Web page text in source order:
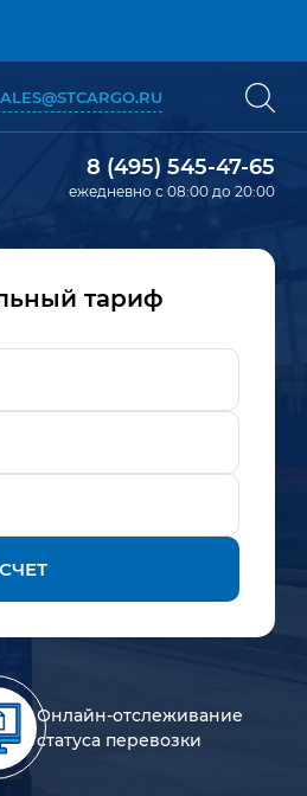
8 (495) 545-47-65
ежедневно с 08:00 до 20:00
тариф
Онлайн-отслеживание
статуса перевозки